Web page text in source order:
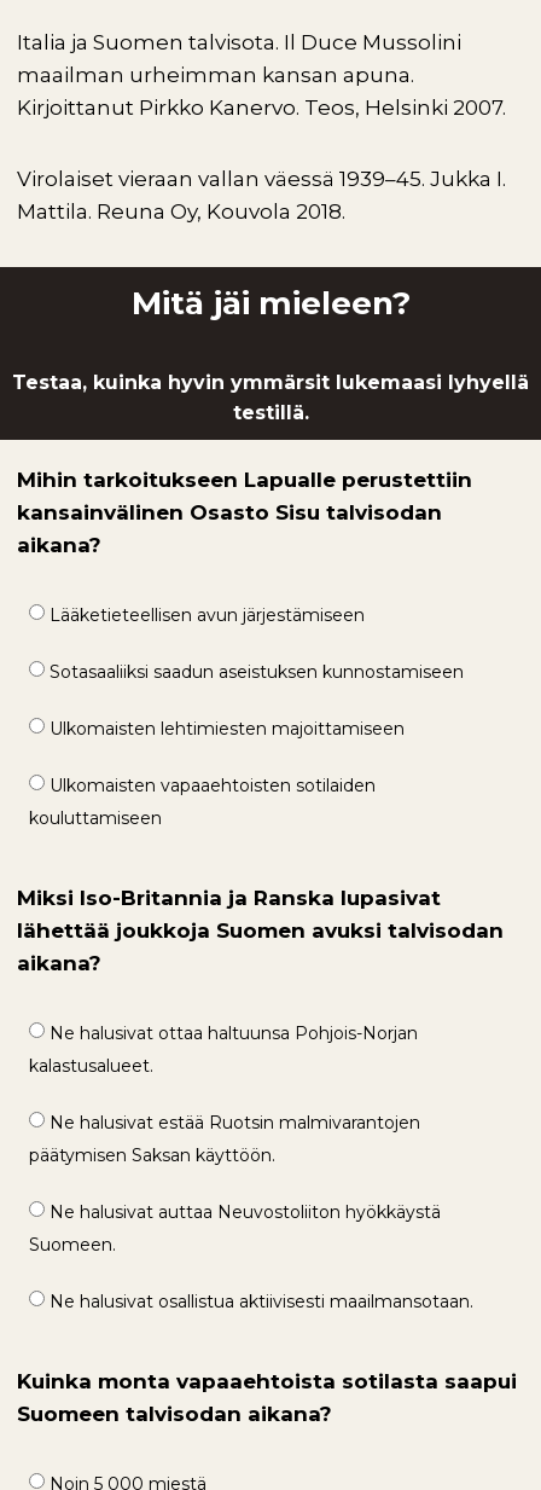
Italia ja Suomen talvisota. Il Duce Mussolini
maailman urheimman kansan apuna.
Kirjoittanut Pirkko Kanervo. Teos, Helsinki 2007.
Virolaiset vieraan vallan väessä 1939–45. Jukka I.
Mattila. Reuna Oy, Kouvola 2018.
Mitä jäi mieleen?
Testaa, kuinka hyvin ymmärsit lukemaasi lyhyellä
testillä.
Mihin tarkoitukseen Lapualle perustettiin
kansainvälinen Osasto Sisu talvisodan
aikana?
Lääketieteellisen avun järjestämiseen
Sotasaaliiksi saadun aseistuksen kunnostamiseen
Ulkomaisten lehtimiesten majoittamiseen
Ulkomaisten vapaaehtoisten sotilaiden
kouluttamiseen
Miksi Iso-Britannia ja Ranska lupasivat
lähettää joukkoja Suomen avuksi talvisodan
aikana?
Ne halusivat ottaa haltuunsa Pohjois-Norjan
kalastusalueet.
Ne halusivat estää Ruotsin malmivarantojen
päätymisen Saksan käyttöön.
Ne halusivat auttaa Neuvostoliiton hyökkäystä
Suomeen.
Ne halusivat osallistua aktiivisesti maailmansotaan.
Kuinka monta vapaaehtoista sotilasta saapui
Suomeen talvisodan aikana?
Noin 5 000 miestä